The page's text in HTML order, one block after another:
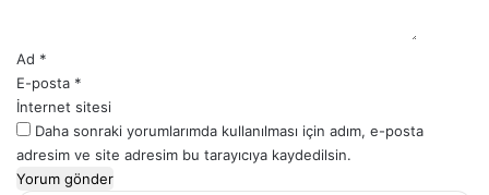
Ad *
E-posta *
İnternet sitesi
Daha sonraki yorumlarımda kullanılması için adım, e-posta
adresim ve site adresim bu tarayıcıya kaydedilsin.